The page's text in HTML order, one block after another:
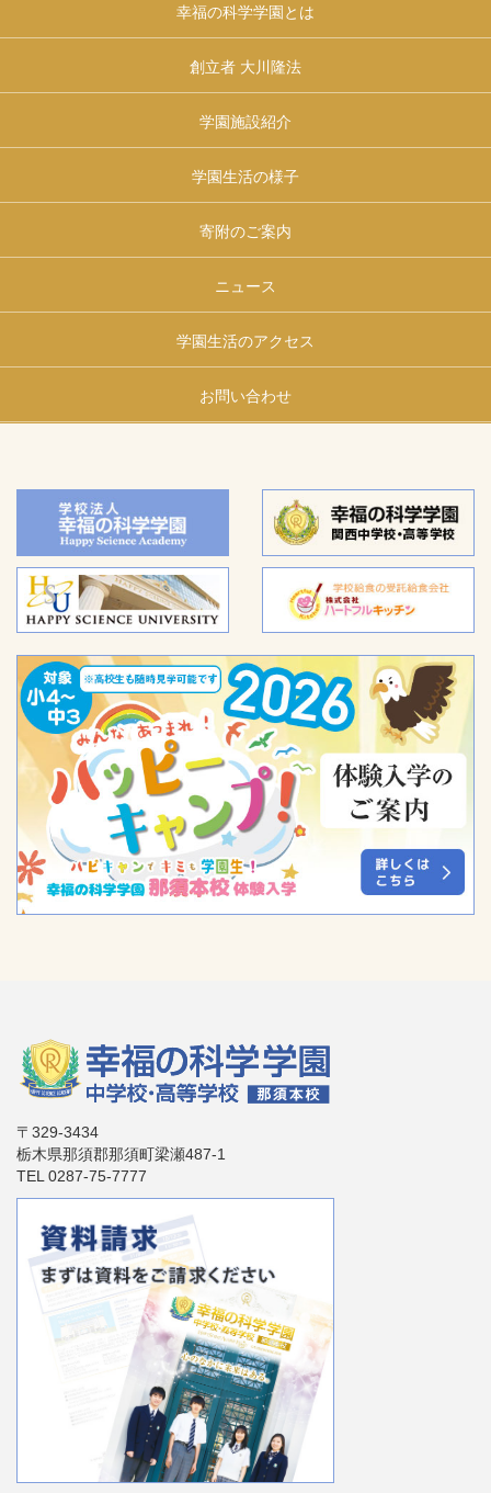
幸福の科学学園とは
創立者 大川隆法
学園施設紹介
学園生活の様子
寄附のご案内
ニュース
学園生活のアクセス
お問い合わせ
〒329-3434
栃木県那須郡那須町梁瀬487-1
TEL 0287-75-7777